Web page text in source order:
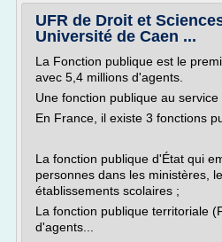
UFR de Droit et
Université de Caen ...
La Fonction publique est le
avec 5,4 millions d'agents.
Une fonction publique au
En France, il existe 3 fonctions
La fonction publique d'État qui
personnes dans les ministères,
établissements scolaires ;
La fonction publique territoriale
d'agents...